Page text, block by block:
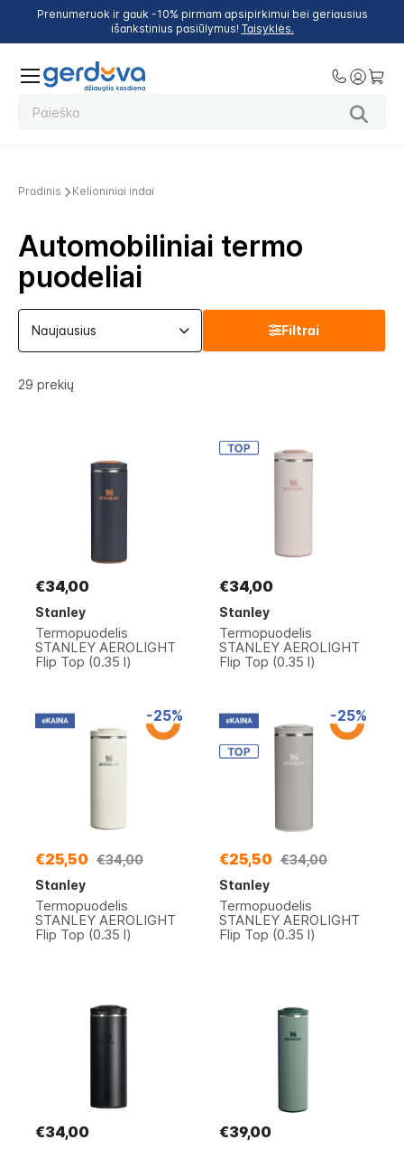
Prenumeruok ir gauk -10% pirmam apsipirkimui bei geriausius
išankstinius pasiūlymus! Taisyklės.
Pradinis Kelioniniai indai
Automobiliniai termo
puodeliai
29 prekių
Filtrai
€34,00
Stanley
Termopuodelis
STANLEY AEROLIGHT
Flip Top (0.35 l)
€34,00
Stanley
Termopuodelis
STANLEY AEROLIGHT
Flip Top (0.35 l)
-25%
€25,50 €34,00
Stanley
Termopuodelis
STANLEY AEROLIGHT
Flip Top (0.35 l)
-25%
€25,50 €34,00
Stanley
Termopuodelis
STANLEY AEROLIGHT
Flip Top (0.35 l)
€34,00 €39,00